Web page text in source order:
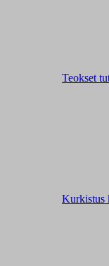
Teokset
Kurkistus